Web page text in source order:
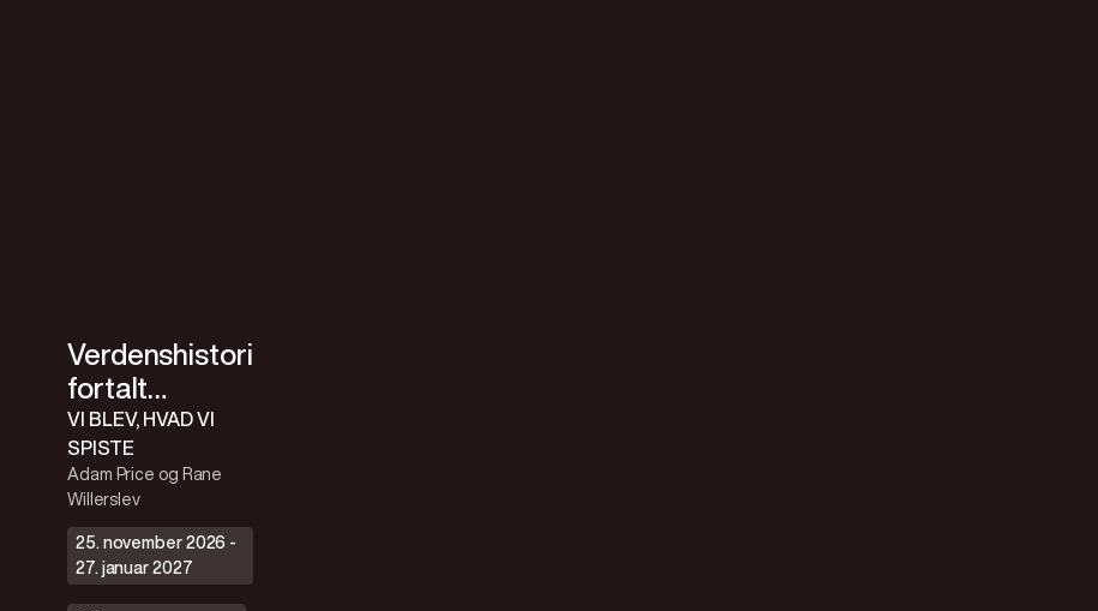
VI BLEV, HVAD VI
SPISTE
Adam Price og Rane
Willerslev
Verdenshistorien
fortalt
gennem
maven med
Adam og
Rane
25. november 2026 -
27. januar 2027